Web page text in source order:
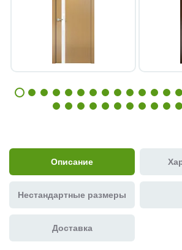
Описание
Нестандартные размеры
Доставка